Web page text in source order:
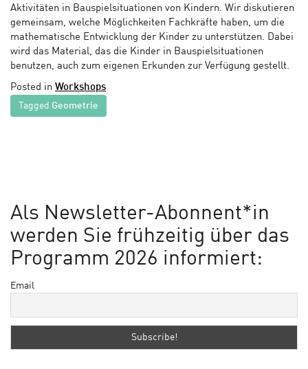
Aktivitäten in Bauspielsituationen von Kindern. Wir diskutieren
gemeinsam, welche Möglichkeiten Fachkräfte haben, um die
mathematische Entwicklung der Kinder zu unterstützen. Dabei
wird das Material, das die Kinder in Bauspielsituationen
benutzen, auch zum eigenen Erkunden zur Verfügung gestellt.
Posted in Workshops
Tagged Geometrie
Als Newsletter-Abonnent*in
werden Sie frühzeitig über das
Programm 2026 informiert:
Email